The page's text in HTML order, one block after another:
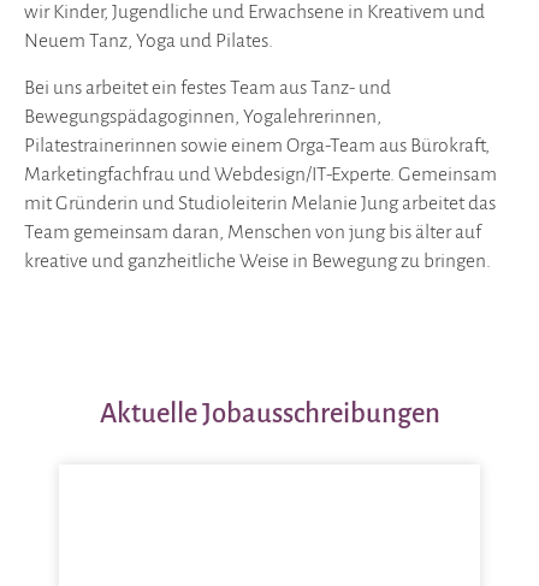
wir Kinder, Jugendliche und Erwachsene in Kreativem und
Neuem Tanz, Yoga und Pilates.
Bei uns arbeitet ein festes Team aus Tanz- und
Bewegungspädagoginnen, Yogalehrerinnen,
Pilatestrainerinnen sowie einem Orga-Team aus Bürokraft,
Marketingfachfrau und Webdesign/IT-Experte. Gemeinsam
mit Gründerin und Studioleiterin Melanie Jung arbeitet das
Team gemeinsam daran, Menschen von jung bis älter auf
kreative und ganzheitliche Weise in Bewegung zu bringen.
Aktuelle Jobausschreibungen